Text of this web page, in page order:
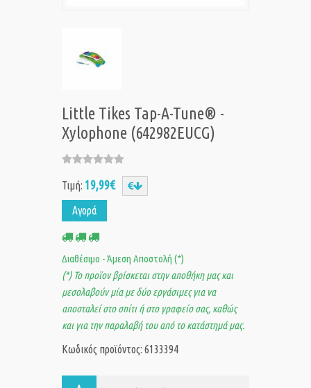
Little Tikes Tap-A-Tune® -
Xylophone (642982EUCG)
Τιμή: 19,99€
Αγορά
Διαθέσιμο - Άμεση Αποστολή (*)
(*) Το προϊον βρίσκεται στην αποθήκη μας και
μεσολαβούν μία με δύο εργάσιμες για να
αποσταλεί στο σπίτι ή στο γραφείο σας, καθώς
και για την παραλαβή του από το κατάστημά μας.
Κωδικός προϊόντος: 6133394